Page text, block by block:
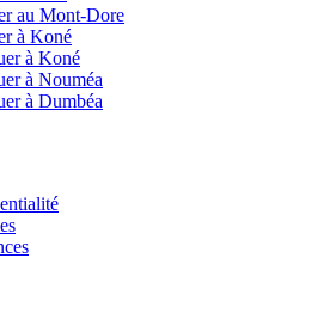
au Mont-Dore
à Koné
à Koné
à Nouméa
à Dumbéa